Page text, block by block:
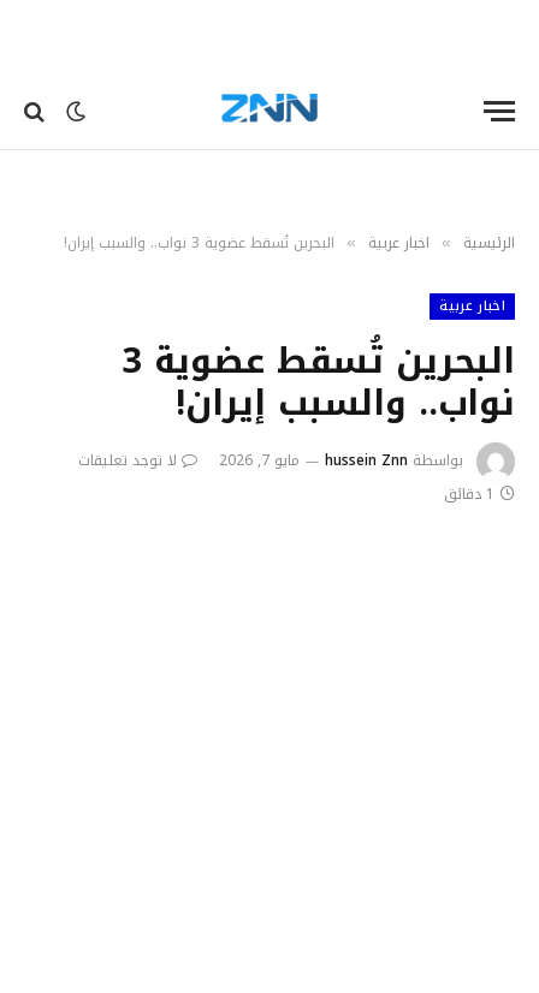
الرئيسية » اخبار عربية » البحرين تُسقط عضوية 3 نواب.. والسبب إيران!
اخبار عربية
البحرين تُسقط عضوية 3
نواب.. والسبب إيران!
بواسطة hussein Znn مايو 7, 2026
لا توجد تعليقات
1 دقائق